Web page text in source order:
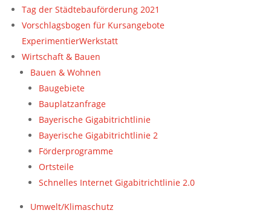
Tag der Städtebauförderung 2021
Vorschlagsbogen für Kursangebote
ExperimentierWerkstatt
Wirtschaft & Bauen
Bauen & Wohnen
Baugebiete
Bauplatzanfrage
Bayerische Gigabitrichtlinie
Bayerische Gigabitrichtlinie 2
Förderprogramme
Ortsteile
Schnelles Internet Gigabitrichtlinie 2.0
Umwelt/Klimaschutz